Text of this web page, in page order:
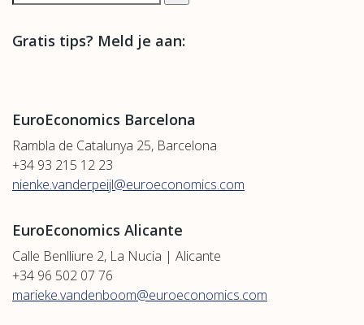
Gratis tips? Meld je aan:
EuroEconomics Barcelona
Rambla de Catalunya 25, Barcelona
+34 93 215 12 23
nienke.vanderpeijl@euroeconomics.com
EuroEconomics Alicante
Calle Benlliure 2, La Nucia | Alicante
+34 96 502 07 76
marieke.vandenboom@euroeconomics.com